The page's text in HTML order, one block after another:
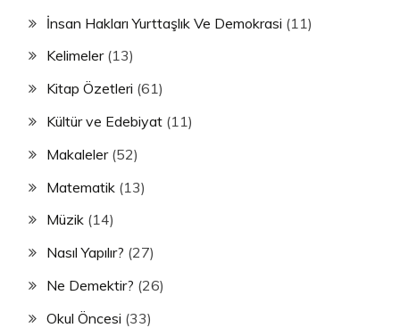
İnsan Hakları Yurttaşlık Ve Demokrasi (11)
Kelimeler(13)
Kitap Özetleri (61)
Kültür ve Edebiyat (11)
Makaleler(52)
Matematik (13)
Müzik (14)
Nasıl Yapılır? (27)
Ne Demektir? (26)
Okul Öncesi (33)